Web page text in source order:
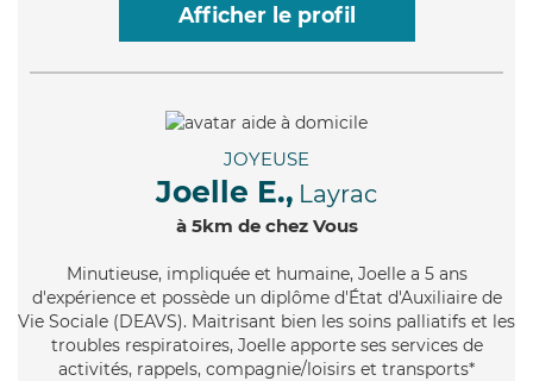
Afficher le profil
JOYEUSE
Joelle E., Layrac
à 5km de chez Vous
Minutieuse, impliquée et humaine, Joelle a 5 ans
d'expérience et possède un diplôme d'État d'Auxiliaire de
Vie Sociale (DEAVS). Maitrisant bien les soins palliatifs et les
troubles respiratoires, Joelle apporte ses services de
activités, rappels, compagnie/loisirs et transports*